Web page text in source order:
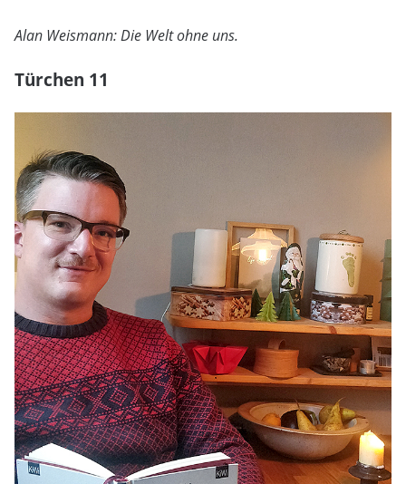
Alan Weismann: Die Welt ohne uns.
Türchen 11